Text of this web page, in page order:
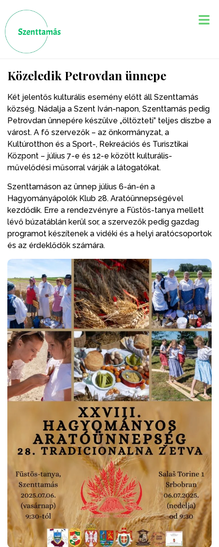
Közeledik Petrovdan ünnepe
Két jelentős kulturális esemény előtt áll Szenttamás
község. Nádalja a Szent Iván-napon, Szenttamás pedig
Petrovdan ünnepére készülve „öltözteti” teljes díszbe a
várost. A fő szervezők – az önkormányzat, a
Kultúrotthon és a Sport-, Rekreációs és Turisztikai
Központ – július 7-e és 12-e között kulturális-
művelődési műsorral várják a látogatókat.
Szenttamáson az ünnep július 6-án-én a
Hagyományápolók Klub 28. Aratóünnepségével
kezdődik. Erre a rendezvényre a Füstös-tanya mellett
lévő búzatáblán kerül sor, a szervezők pedig gazdag
programot készítenek a vidéki és a helyi aratócsoportok
és az érdeklődők számára.